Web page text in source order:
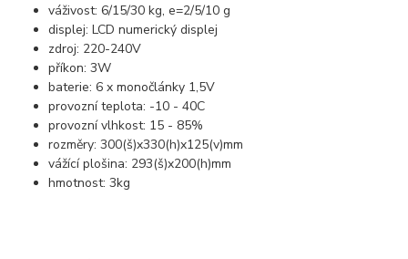
váživost: 6/15/30 kg, e=2/5/10 g
displej: LCD numerický displej
zdroj: 220-240V
příkon: 3W
baterie: 6 x monočlánky 1,5V
provozní teplota: -10 - 40C
provozní vlhkost: 15 - 85%
rozměry: 300(š)x330(h)x125(v)mm
vážící plošina: 293(š)x200(h)mm
hmotnost: 3kg